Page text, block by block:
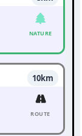
NATURE
10km
ROUTE